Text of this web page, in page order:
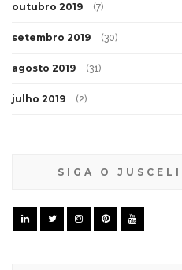
outubro 2019 (7)
setembro 2019 (30)
agosto 2019 (31)
julho 2019 (2)
SIGA O